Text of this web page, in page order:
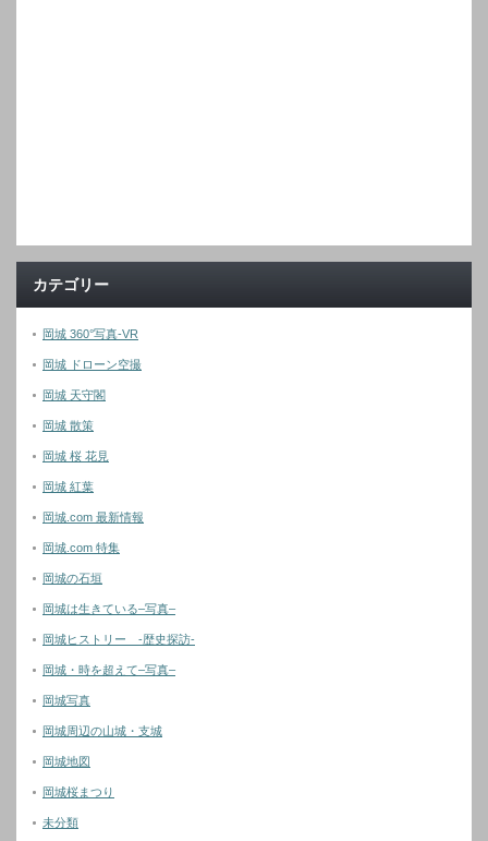
カテゴリー
岡城 360°写真-VR
岡城 ドローン空撮
岡城 天守閣
岡城 散策
岡城 桜 花見
岡城 紅葉
岡城.com 最新情報
岡城.com 特集
岡城の石垣
岡城は生きている–写真–
岡城ヒストリー -歴史探訪-
岡城・時を超えて–写真–
岡城写真
岡城周辺の山城・支城
岡城地図
岡城桜まつり
未分類